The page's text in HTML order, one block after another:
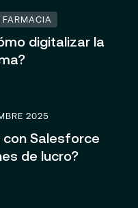
FARMACIA
digitalizar la
2025
Salesforce
de lucro?